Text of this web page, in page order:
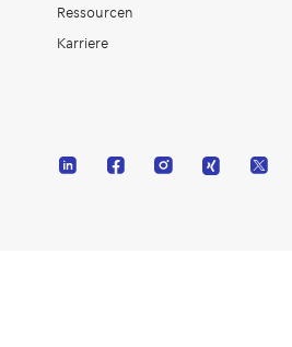
Ressourcen
Karriere